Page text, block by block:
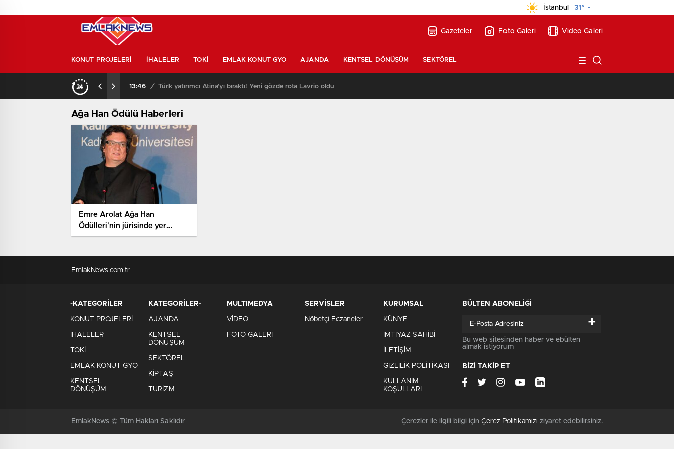
İstanbul 31°
Gazeteler Foto Galeri Video Galeri
KONUT PROJELERİ İHALELER TOKİ EMLAK KONUT GYO AJANDA KENTSEL DÖNÜŞÜM SEKTÖREL
13:46 / Türk yatırımcı Atina’yı bıraktı! Yeni gözde rota Lavrio oldu
Ağa Han Ödülü Haberleri
Emre Arolat Ağa Han
Ödülleri'nin jürisinde yer
alacak
EmlakNews.com.tr
-KATEGORİLER
KONUT PROJELERİ
İHALELER
TOKİ
EMLAK KONUT GYO
KENTSEL
DÖNÜŞÜM
KATEGORİLER-
AJANDA
KENTSEL
DÖNÜŞÜM
SEKTÖREL
KİPTAŞ
TURİZM
MULTIMEDYA
VİDEO
FOTO GALERİ
SERVİSLER
Nöbetçi Eczaneler
KURUMSAL
KÜNYE
İMTİYAZ SAHİBİ
İLETİŞİM
GİZLİLİK POLİTİKASI
KULLANIM
KOŞULLARI
BÜLTEN ABONELİĞİ
+
Bu web sitesinden haber ve ebülten
almak istiyorum
BİZİ TAKİP ET
EmlakNews © Tüm Hakları Saklıdır Çerezler ile ilgili bilgi için Çerez Politikamızı ziyaret edebilirsiniz.